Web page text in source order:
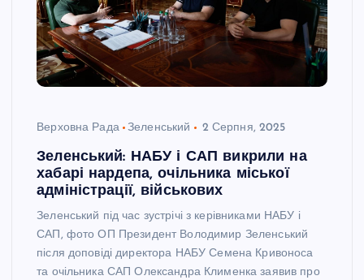
Верховна Рада Зеленський 2 Серпня, 2025
Зеленський: НАБУ і САП викрили на
хабарі нардепа, очільника міської
адміністрації, військових
Зеленський під час зустрічі з керівниками НАБУ і
САП, фото ОП Президент Володимир Зеленський
після доповіді директора НАБУ Семена Кривоноса
та очільника САП Олександра Клименка заявив про